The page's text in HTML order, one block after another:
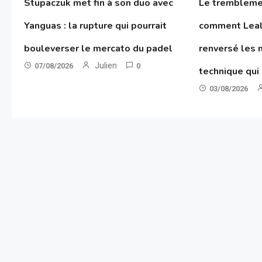
Stupaczuk met fin à son duo avec
Yanguas : la rupture qui pourrait
bouleverser le mercato du padel
07/08/2026 Julien 0
Le
comment
renversé les
technique
03/08/2026